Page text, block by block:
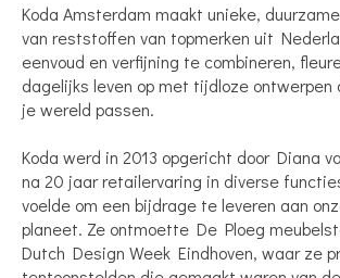
Koda Amsterdam maakt unieke,
van reststoffen van topmerken uit
eenvoud en verfijning te combineren,
dagelijks leven op met tijdloze ontwerpen
je wereld passen.
Koda werd in 2013 opgericht door Diana
na 20 jaar retailervaring in diverse
voelde om een ​​bijdrage te leveren aan
planeet. Ze ontmoette De Ploeg
Dutch Design Week Eindhoven, waar ze